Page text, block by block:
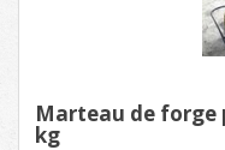
Marteau de forge
kg